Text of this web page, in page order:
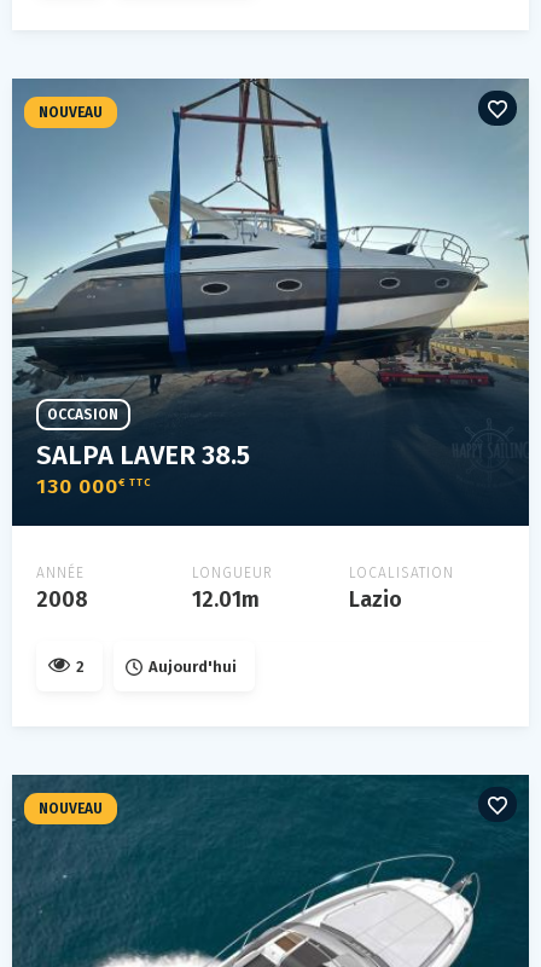
SALPA LAVER 38.5
130 000€ TTC
OCCASION
ANNÉE
2008
LONGUEUR
12.01m
LOCALISATION
Lazio
NOUVEAU
2 Aujourd'hui
NOUVEAU